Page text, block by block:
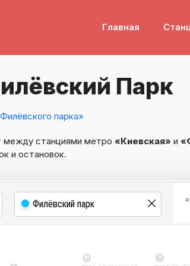
Главная
Парк
парка»
между станциями метро «Киевская» и
и остановок.
9
10